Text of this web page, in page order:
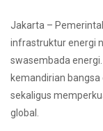
Jakarta –
infrastruktur energi
swasembada
kemandirian
sekaligus
global.